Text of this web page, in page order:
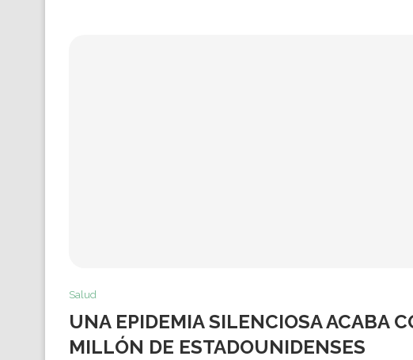
Salud
UNA EPIDEMIA SILENCIOSA ACABA
MILLÓN DE ESTADOUNIDENSES